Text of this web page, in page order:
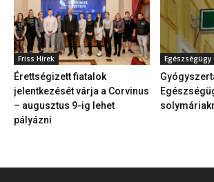
Friss Hírek
Érettségizett fiatalok
jelentkezését várja a Corvinus
– augusztus 9-ig lehet
pályázni
Egészségügy